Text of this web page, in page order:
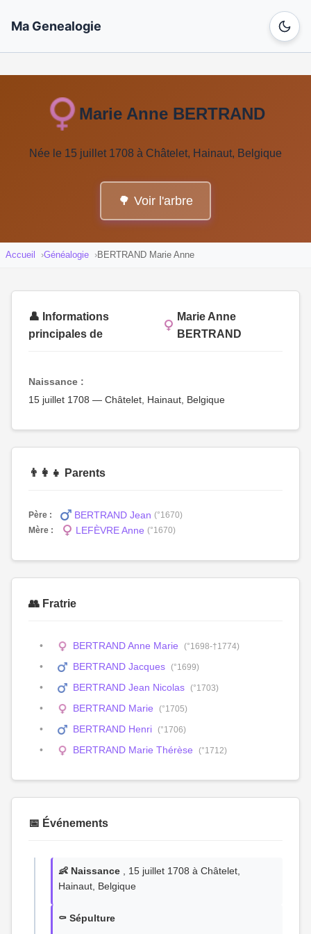
Ma Genealogie
Marie Anne BERTRAND
Née le 15 juillet 1708 à Châtelet, Hainaut, Belgique
🌳 Voir l'arbre
Accueil Généalogie BERTRAND Marie Anne
👤 Informations
principales de
Marie Anne
BERTRAND
Naissance :
15 juillet 1708 — Châtelet, Hainaut, Belgique
👨‍👩‍👧 Parents
Père : BERTRAND Jean (°1670)
Mère :
LEFÈVRE Anne (°1670)
👥 Fratrie
BERTRAND Anne Marie (°1698-†1774)
BERTRAND Jacques (°1699)
BERTRAND Jean Nicolas (°1703)
BERTRAND Marie (°1705)
BERTRAND Henri (°1706)
BERTRAND Marie Thérèse (°1712)
📅 Événements
👶 Naissance , 15 juillet 1708 à Châtelet,
Hainaut, Belgique
⚰️ Sépulture